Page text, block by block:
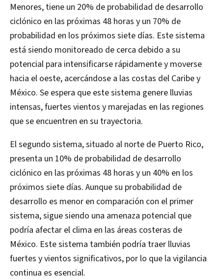
Menores, tiene un 20% de probabilidad de desarrollo
ciclónico en las próximas 48 horas y un 70% de
probabilidad en los próximos siete días. Este sistema
está siendo monitoreado de cerca debido a su
potencial para intensificarse rápidamente y moverse
hacia el oeste, acercándose a las costas del Caribe y
México. Se espera que este sistema genere lluvias
intensas, fuertes vientos y marejadas en las regiones
que se encuentren en su trayectoria.
El segundo sistema, situado al norte de Puerto Rico,
presenta un 10% de probabilidad de desarrollo
ciclónico en las próximas 48 horas y un 40% en los
próximos siete días. Aunque su probabilidad de
desarrollo es menor en comparación con el primer
sistema, sigue siendo una amenaza potencial que
podría afectar el clima en las áreas costeras de
México. Este sistema también podría traer lluvias
fuertes y vientos significativos, por lo que la vigilancia
continua es esencial.